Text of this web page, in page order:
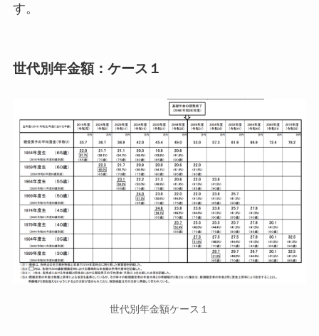
す。
世代別年金額：ケース１
世代別年金額ケース１